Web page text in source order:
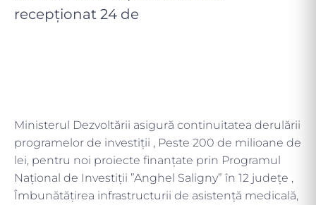
recepţionat 24 de
Ministerul Dezvoltării asigură continuitatea derulării
programelor de investiții , Peste 200 de milioane de
lei, pentru noi proiecte finanțate prin Programul
Național de Investiții ”Anghel Saligny” în 12 județe ,
Îmbunătățirea infrastructurii de asistență medicală,